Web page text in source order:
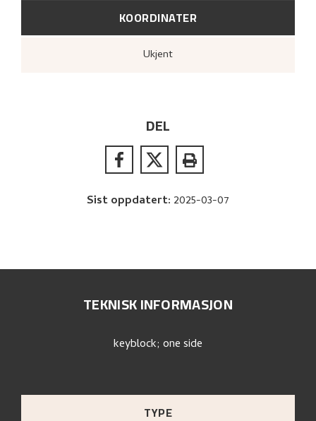
KOORDINATER
Ukjent
DEL
Sist oppdatert: 2025-03-07
TEKNISK INFORMASJON
TYPE
keyblock; one side